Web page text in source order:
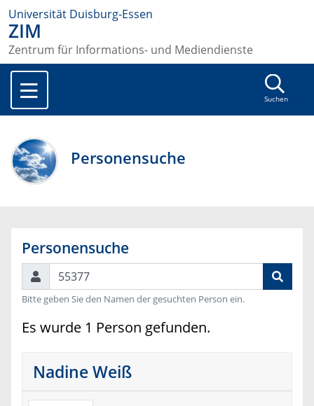
Universität Duisburg-Essen
ZIM
Zentrum für Informations- und Mediendienste
Suchen
Personensuche
Personensuche
Suchen
Bitte geben Sie den Namen der gesuchten Person ein.
Es wurde 1 Person gefunden.
Nadine Weiß